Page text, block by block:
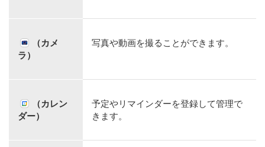
（カメ
ラ）
写真や動画を撮ることができます。
（カレン
ダー）
予定やリマインダーを登録して管理で
きます。